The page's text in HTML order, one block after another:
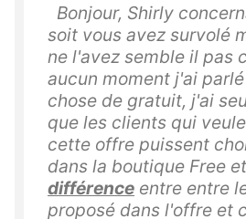
Bonjour, Shirly
soit vous avez survolé
ne l'avez semble il pas
aucun moment j'ai
chose de gratuit, j'ai
que les clients qui
cette offre puissent
dans la boutique Free et
différence entre entre
proposé dans l'offre et